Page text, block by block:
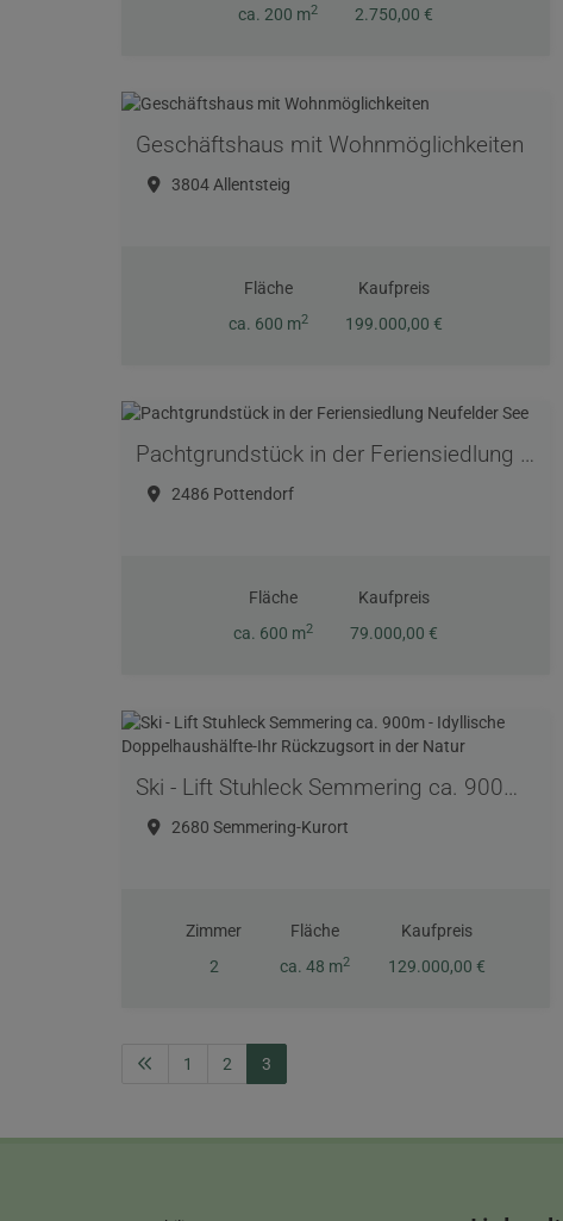
ca. 200 m2
2.750,00 €
Geschäftshaus mit Wohnmöglichkeiten
3804 Allentsteig
Fläche
ca. 600 m2
Kaufpreis
199.000,00 €
Pachtgrundstück in der Feriensiedlung Neufelder See
2486 Pottendorf
Fläche
ca. 600 m2
Kaufpreis
79.000,00 €
Ski - Lift Stuhleck Semmering ca. 900m - Idyllische Doppelhaushälfte-Ihr Rückzugsort in der Natur
2680 Semmering-Kurort
Zimmer
2
Fläche
ca. 48 m2
Kaufpreis
129.000,00 €
1 2 3